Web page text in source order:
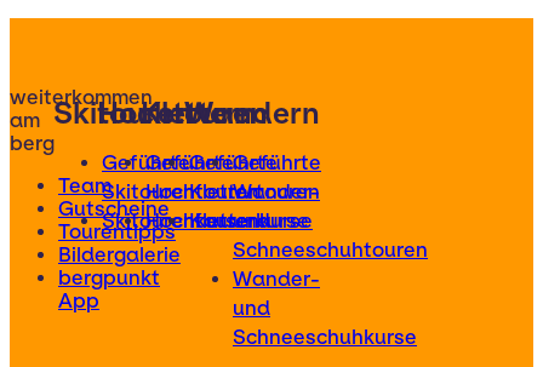
weiterkommen
am
berg
Team
Gutscheine
Tourentipps
Bildergalerie
bergpunkt
App
Skitouren
Geführte
Skitouren
Skitourenkurse
Hochtouren
Geführte
Hochtouren
Hochtourenkurse
Klettern
Geführte
Klettertouren
Kletterkurse
Wandern
Geführte
Wander-
und
Schneeschuhtouren
Wander-
und
Schneeschuhkurse